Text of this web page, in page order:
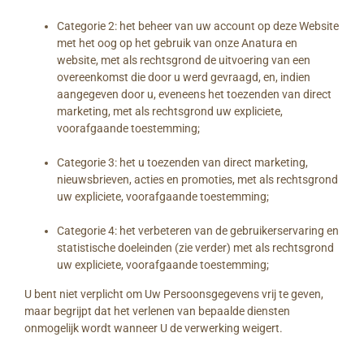
Categorie 2: het beheer van uw account op deze Website
met het oog op het gebruik van onze Anatura en
website, met als rechtsgrond de uitvoering van een
overeenkomst die door u werd gevraagd, en, indien
aangegeven door u, eveneens het toezenden van direct
marketing, met als rechtsgrond uw expliciete,
voorafgaande toestemming;
Categorie 3: het u toezenden van direct marketing,
nieuwsbrieven, acties en promoties, met als rechtsgrond
uw expliciete, voorafgaande toestemming;
Categorie 4: het verbeteren van de gebruikerservaring en
statistische doeleinden (zie verder) met als rechtsgrond
uw expliciete, voorafgaande toestemming;
U bent niet verplicht om Uw Persoonsgegevens vrij te geven,
maar begrijpt dat het verlenen van bepaalde diensten
onmogelijk wordt wanneer U de verwerking weigert.